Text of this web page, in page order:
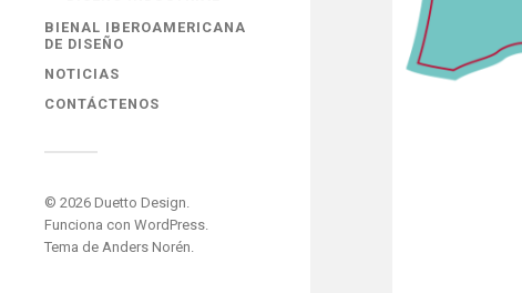
BIENAL IBEROAMERICANA
DE DISEÑO
NOTICIAS
CONTÁCTENOS
© 2026 Duetto Design.
Funciona con WordPress.
Tema de Anders Norén.